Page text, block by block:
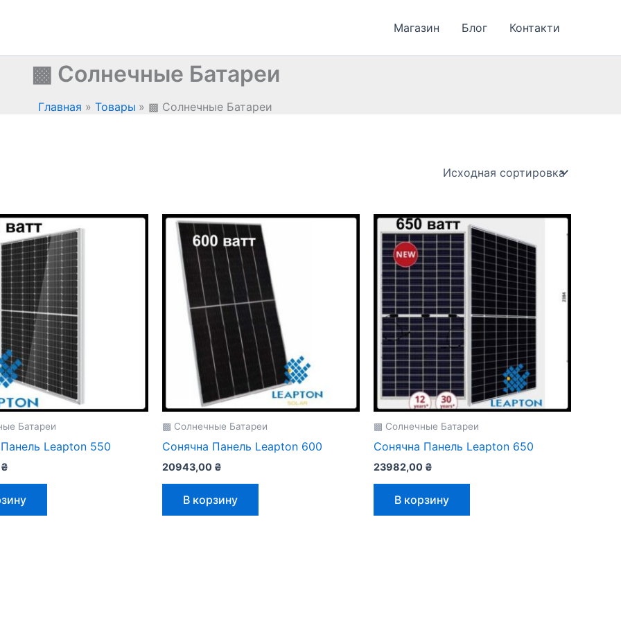
Магазин Блог Контакти
▩ Солнечные Батареи
Главная Товары ▩ Солнечные Батареи
Батареи
Leapton 550
₴
▩ Солнечные Батареи
Сонячна Панель Leapton 600
20943,00 ₴
В корзину
▩ Солнечные Батареи
Сонячна Панель Leapton 650
23982,00 ₴
В корзину